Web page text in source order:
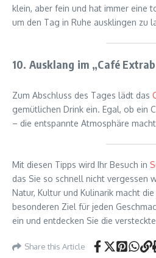
klein, aber fein und hat immer eine
um den Tag in Ruhe ausklingen zu
10. Ausklang im „Café
Zum Abschluss des Tages lädt das
gemütlichen Drink ein. Egal, ob ein
– die entspannte Atmosphäre
Mit diesen Tipps wird Ihr Besuch in
das Sie so schnell nicht vergessen
Natur, Kultur und Kulinarik macht
besonderen Ziel für jeden
ein und entdecken Sie die
Share this Article